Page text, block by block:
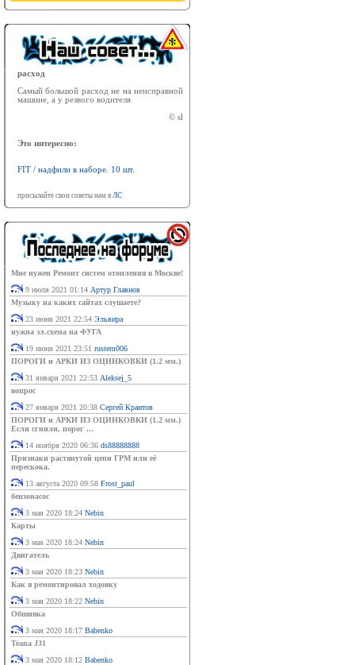
расход
Самый большой расход не на неисправной
машине, а у резвого водителя
© sl
Это интересно:
FIT / надфили в наборе. 10 шт.
присылайте свои советы нам в ЛС
Мне нужен Ремонт систем отопления в Москве!
9 июля 2021 01:14 Артур Главнов
Музыку на каких сайтах слушаете?
23 июня 2021 22:54 Эльвира
нужна эл.схема на ФУГА
19 июня 2021 23:51 rustem006
ПОРОГИ и АРКИ ИЗ ОЦИНКОВКИ (1.2 мм.)
31 января 2021 22:53 Aleksej_5
вопрос
27 января 2021 20:38 Сергей Крантов
ПОРОГИ и АРКИ ИЗ ОЦИНКОВКИ (1.2 мм.)
Если сгнили, порог ...
14 ноября 2020 06:36 ds88888888
Признаки растянутой цепи ГРМ или её
перескока.
13 августа 2020 09:58 Frost_paul
бензонасос
3 мая 2020 18:24 Nebin
Карты
3 мая 2020 18:24 Nebin
Двигатель
3 мая 2020 18:23 Nebin
Как я ремонтировал ходовку
3 мая 2020 18:22 Nebin
Обшивка
3 мая 2020 18:17 Babenko
Teana J31
3 мая 2020 18:12 Babenko